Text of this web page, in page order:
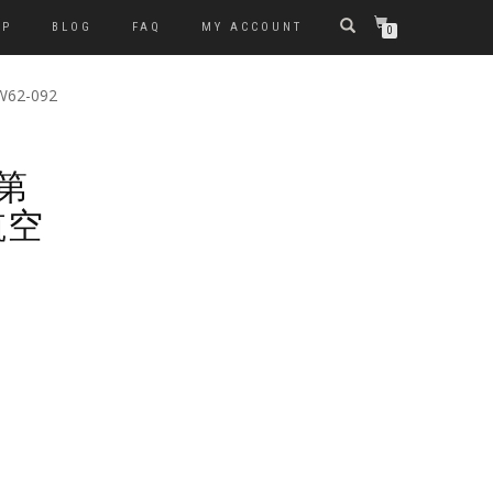
BLOG FAQ MY ACCOUNT 0
092